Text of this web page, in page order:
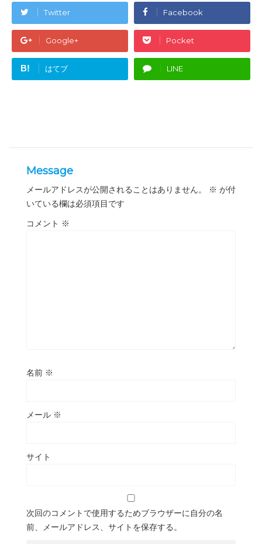
Twitter Facebook
Google+ Pocket
B! はてブ LINE
Message
メールアドレスが公開されることはありません。 ※ が付
いている欄は必須項目です
コメント ※
名前 ※
メール ※
サイト
次回のコメントで使用するためブラウザーに自分の名
前、メールアドレス、サイトを保存する。